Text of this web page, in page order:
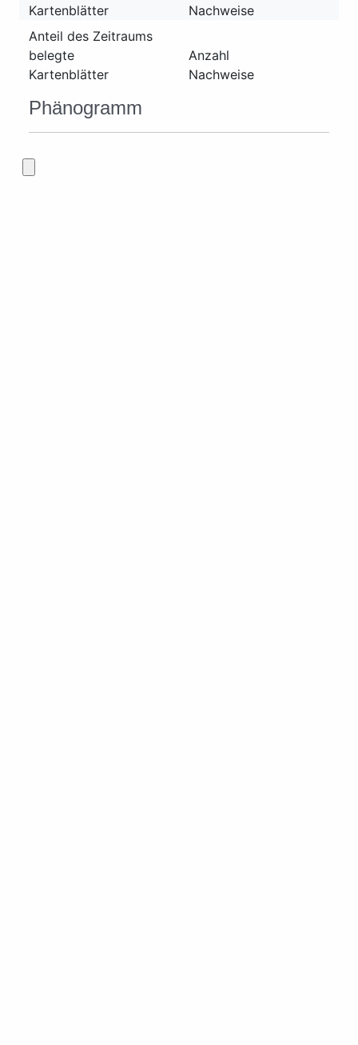
Kartenblätter
Nachweise
Anteil des Zeitraums
belegte
Kartenblätter
Anzahl
Nachweise
Phänogramm